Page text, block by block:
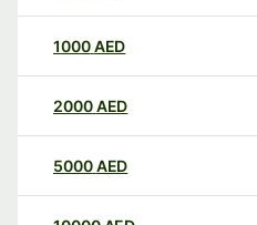
1000AED
2000AED
5000AED